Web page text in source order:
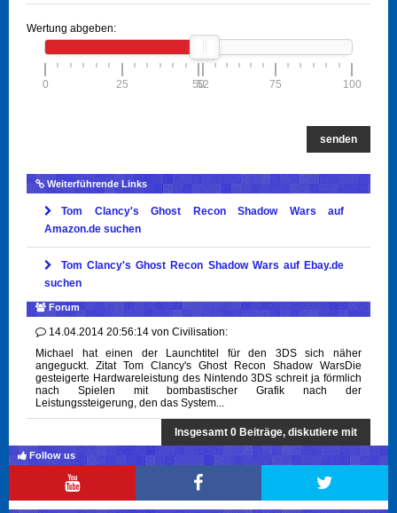
Wertung abgeben:
0 25 50
52 75 100
senden
Weiterführende Links
Tom Clancy's Ghost Recon Shadow Wars auf
Amazon.de suchen
Tom Clancy's Ghost Recon Shadow Wars auf Ebay.de
suchen
Forum
14.04.2014 20:56:14 von Civilisation:
Michael hat einen der Launchtitel für den 3DS sich näher
angeguckt. Zitat Tom Clancy's Ghost Recon Shadow WarsDie
gesteigerte Hardwareleistung des Nintendo 3DS schreit ja förmlich
nach Spielen mit bombastischer Grafik nach der
Leistungssteigerung, den das System...
Insgesamt 0 Beiträge, diskutiere mit
Follow us